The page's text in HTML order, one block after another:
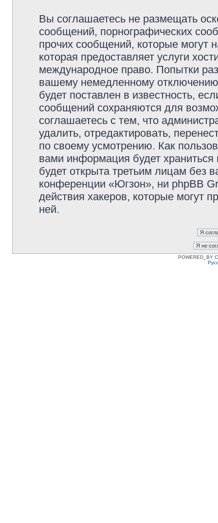
Вы соглашаетесь не размещать
сообщений, порнографических
прочих сообщений, которые могут
которая предоставляет услуги
международное право. Попытки
вашему немедленному
будет поставлен в известность,
сообщений сохраняются для
соглашаетесь с тем, что
удалить, отредактировать,
по своему усмотрению. Как
вами информация будет
будет открыта третьим лицам без
конференции «Югзон», ни phpBB
действия хакеров, которые могут
ней.
POWERED_BY